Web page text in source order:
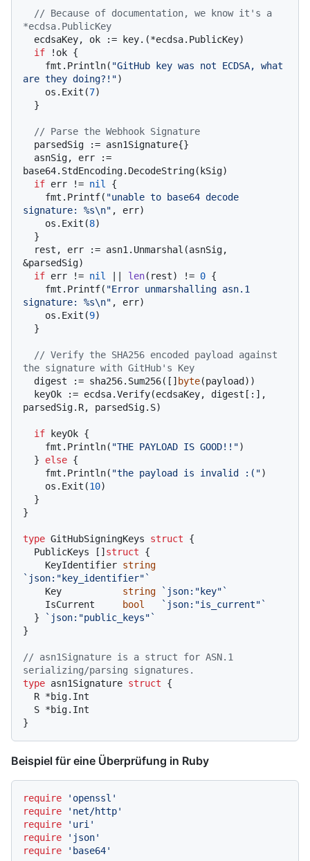
// Because of documentation, we know it's a
*ecdsa.PublicKey
if !ok {
    fmt.Println(
"GitHub key was not ECDSA, what
are they doing?!")
    os.Exit(
7)
// Parse the Webhook Signature
base64.StdEncoding.DecodeString(kSig)
if err != nil
{
    fmt.Printf(
"unable to base64 decode
signature: %s\n" , err)
    os.Exit(
8)
&parsedSig)
if err != nil len(rest) != 0 {
    fmt.Printf(
"Error unmarshalling asn.1
signature: %s\n" , err)
    os.Exit(
9)
// Verify the SHA256 encoded payload against
the signature with GitHub's Key
  digest := sha256.Sum256([]
byte(payload))
parsedSig.R, parsedSig.S)
if keyOk {
    fmt.Println(
"THE PAYLOAD IS GOOD!!")
  }
else {
    fmt.Println(
"the payload is invalid :(")
    os.Exit(
10)
}
type GitHubSigningKeys struct {
  PublicKeys []
struct {
    KeyIdentifier
string
`json:"key_identifier"`
    Key
string
`json:"key"`
    IsCurrent
bool
`json:"is_current"`
  }
`json:"public_keys"`
}
// asn1Signature is a struct for ASN.1
serializing/parsing signatures.
type asn1Signature struct {
Beispiel für eine Überprüfung in Ruby
require
'openssl'
require
'net/http'
require
'uri'
require
'json'
require
'base64'